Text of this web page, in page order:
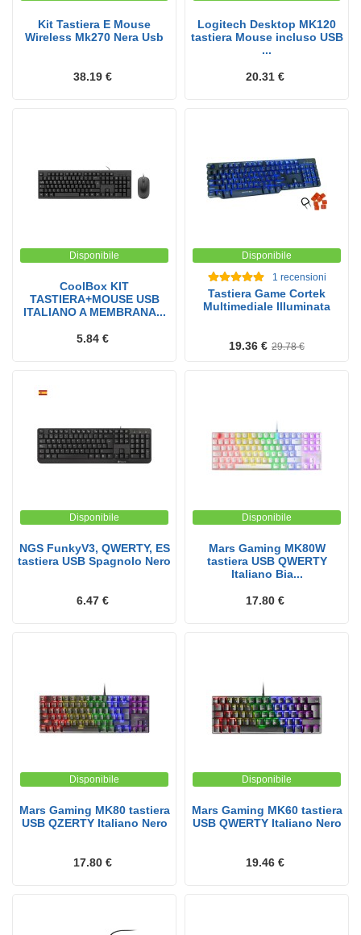
Kit Tastiera E Mouse
Wireless Mk270 Nera Usb
38.19 €
Logitech Desktop MK120
tastiera Mouse incluso USB
...
20.31 €
Disponibile
CoolBox KIT
TASTIERA+MOUSE USB
ITALIANO A MEMBRANA...
5.84 €
Disponibile
1 recensioni
Tastiera Game Cortek
Multimediale Illuminata
19.36 € 29.78 €
Disponibile
NGS FunkyV3, QWERTY, ES
tastiera USB Spagnolo Nero
6.47 €
Disponibile
Mars Gaming MK80W
tastiera USB QWERTY
Italiano Bia...
17.80 €
Disponibile
Mars Gaming MK80 tastiera
USB QZERTY Italiano Nero
17.80 €
Disponibile
Mars Gaming MK60 tastiera
USB QWERTY Italiano Nero
19.46 €